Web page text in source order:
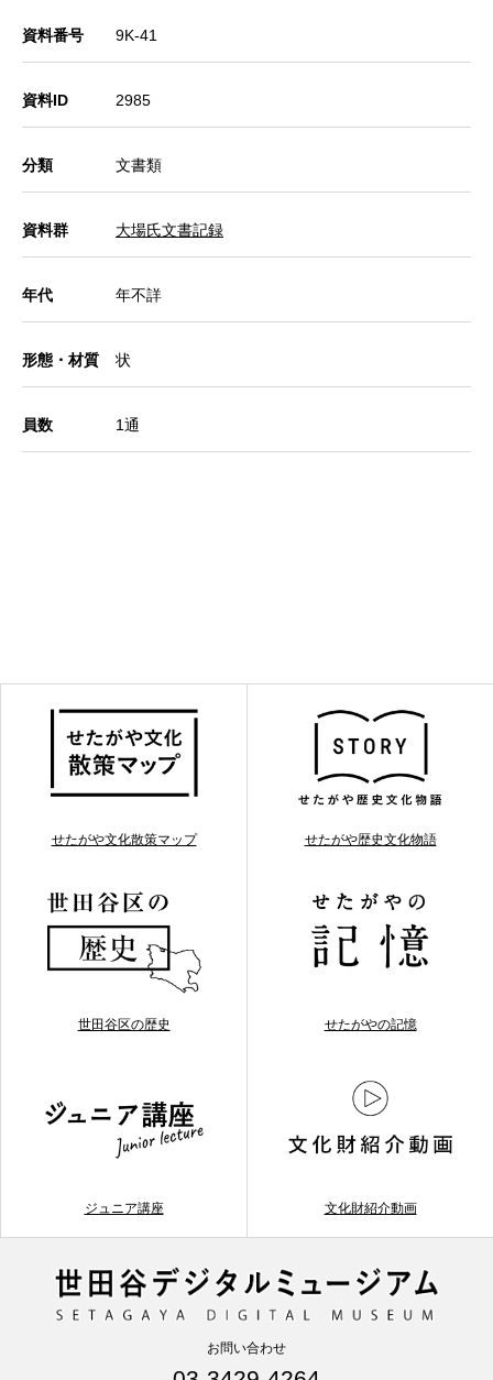
資料番号 9K-41
資料ID 2985
分類 文書類
資料群 大場氏文書記録
年代 年不詳
形態・材質 状
員数 1通
せたがや文化散策マップ せたがや歴史文化物語
世田谷区の歴史 せたがやの記憶
ジュニア講座 文化財紹介動画
お問い合わせ